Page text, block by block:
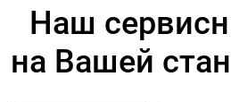
Наш
на Вашей